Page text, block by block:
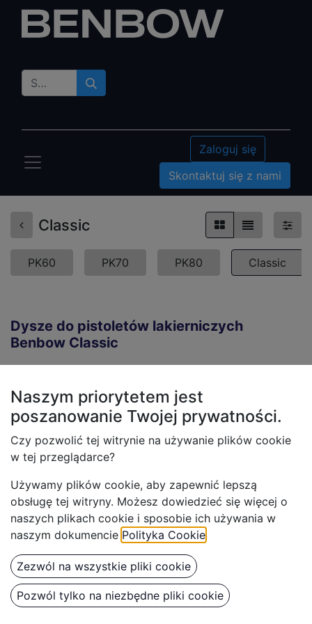
Zaloguj się
Skontaktuj się z nami
Classic
PK60 PK70 PK80 Classic
Dysze do pistoletów lakierniczych
Benbow Classic
Benbow Dysza do
Pistoletu lakierniczego
Benbow Dysza do
Pistoletu lakierniczego
Naszym priorytetem jest
poszanowanie Twojej prywatności.
Czy pozwolić tej witrynie na używanie plików cookie
w tej przeglądarce?
Używamy plików cookie, aby zapewnić lepszą
obsługę tej witryny. Możesz dowiedzieć się więcej o
naszych plikach cookie i sposobie ich używania w
naszym dokumencie Polityka Cookie
Zezwól na wszystkie pliki cookie
Pozwól tylko na niezbędne pliki cookie